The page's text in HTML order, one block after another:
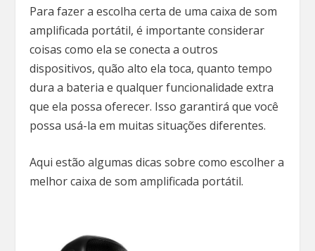
Para fazer a escolha certa de uma caixa de som
amplificada portátil, é importante considerar
coisas como ela se conecta a outros
dispositivos, quão alto ela toca, quanto tempo
dura a bateria e qualquer funcionalidade extra
que ela possa oferecer. Isso garantirá que você
possa usá-la em muitas situações diferentes.
Aqui estão algumas dicas sobre como escolher a
melhor caixa de som amplificada portátil.